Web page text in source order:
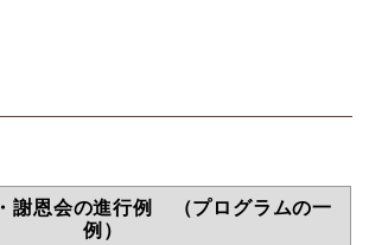
・謝恩会の進行例 （プログラムの一
例）